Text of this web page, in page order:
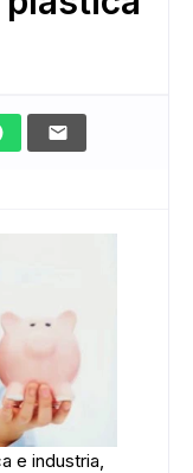
e industria,